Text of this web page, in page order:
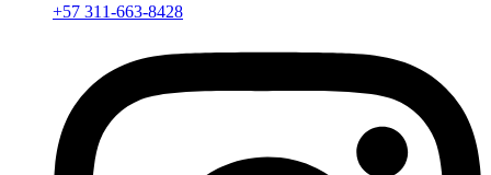
+57 311-663-8428